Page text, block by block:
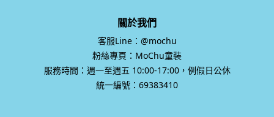
關於我們
客服Line：@mochu
粉絲專頁：MoChu童裝
服務時間：週一至週五 10:00-17:00，例假日公休
統一編號：69383410